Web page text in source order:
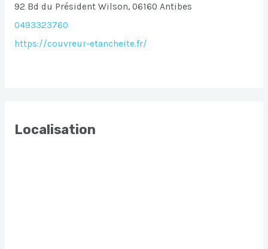
92 Bd du Président Wilson, 06160 Antibes
0493323760
https://couvreur-etancheite.fr/
Localisation